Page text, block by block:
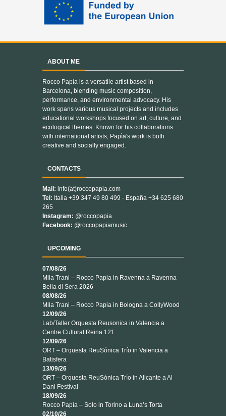
ABOUT ME
Rocco Papìa is a versatile artist based in
Barcelona, blending music composition,
performance, and environmental advocacy. His
work spans various musical projects and includes
educational workshops focused on art, culture, and
ecological themes. Known for his collaborations
with international artists, Papìa's work is both
creative and socially engaged.
CONTACTS
Mail: info(at)roccopapia.com
Tel: Italia +39 347 49 80 499 - España +34 625 680
265
Instagram: @roccopapia
Facebook: @roccopapiamusic
UPCOMING
07/08/26
Mila Trani – Rocco Papia in Ravenna a Ravenna
Bella di Sera 2026
08/08/26
Mila Trani – Rocco Papia in Bologna a CollyWood
12/09/26
Lab/Taller Orquesta Reusonica in Valencia a
Centre Cultural Reina 121
12/09/26
ORT – Orquesta ReuSónica Trío in Valencia a
Batisfera
13/09/26
ORT – Orquesta ReuSónica Trío in Alicante aAl
Dani Festival
18/09/26
Rocco Papìa – Solo in Torino a Luna’s Torta
02/10/26